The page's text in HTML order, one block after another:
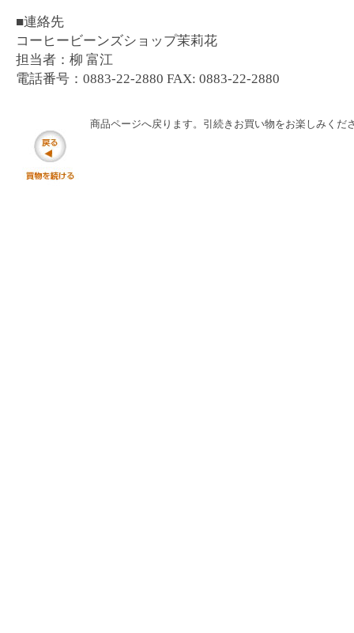
■連絡先
コーヒービーンズショップ茉莉花
担当者：柳 富江
電話番号：0883-22-2880 FAX: 0883-22-2880
商品ページへ戻ります。引続きお買い物をお楽しみくだ